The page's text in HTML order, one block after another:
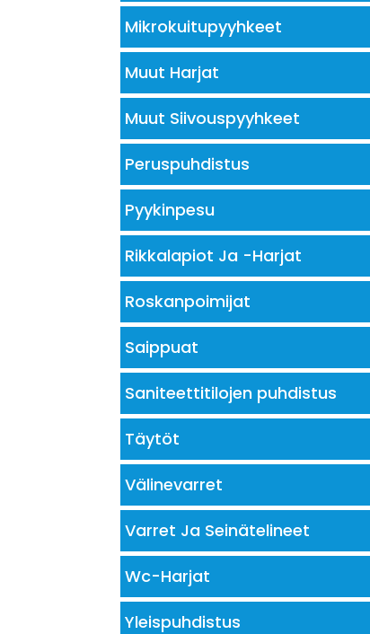
Mikrokuitupyyhkeet
Muut Harjat
Muut Siivouspyyhkeet
Peruspuhdistus
Pyykinpesu
Rikkalapiot Ja -Harjat
Roskanpoimijat
Saippuat
Saniteettitilojen puhdistus
Täytöt
Välinevarret
Varret Ja Seinätelineet
Wc-Harjat
Yleispuhdistus